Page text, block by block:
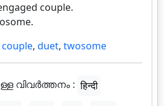
couple.
couple, duet, twosome
വിവർത്തനം : हिन्दी